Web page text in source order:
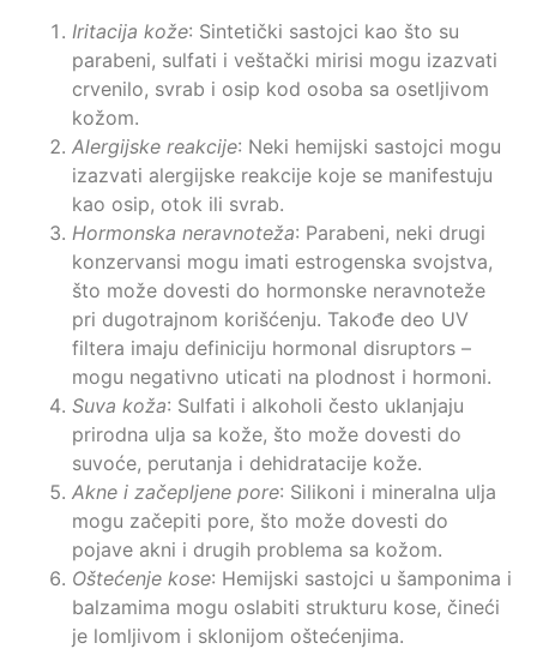
Iritacija kože: Sintetički sastojci kao što su
parabeni, sulfati i veštački mirisi mogu izazvati
crvenilo, svrab i osip kod osoba sa osetljivom
kožom.
Alergijske reakcije: Neki hemijski sastojci mogu
izazvati alergijske reakcije koje se manifestuju
kao osip, otok ili svrab.
Hormonska neravnoteža: Parabeni, neki drugi
konzervansi mogu imati estrogenska svojstva,
što može dovesti do hormonske neravnoteže
pri dugotrajnom korišćenju. Takođe deo UV
filtera imaju definiciju hormonal disruptors –
mogu negativno uticati na plodnost i hormoni.
Suva koža: Sulfati i alkoholi često uklanjaju
prirodna ulja sa kože, što može dovesti do
suvoće, perutanja i dehidratacije kože.
Akne i začepljene pore: Silikoni i mineralna ulja
mogu začepiti pore, što može dovesti do
pojave akni i drugih problema sa kožom.
Oštećenje kose: Hemijski sastojci u šamponima i
balzamima mogu oslabiti strukturu kose, čineći
je lomljivom i sklonijom oštećenjima.